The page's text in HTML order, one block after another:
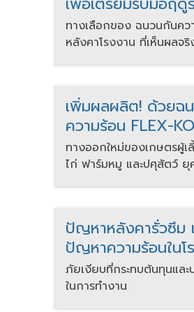
ทางเลือกของ ฉนวนกันคว
หลังคาโรงงาน ที่เห็นผลจริ
เพิ่มผลผลิต! ด้วยฉ
ความร้อน FLEX-
ทางออกใหม่ของเกษตรผู้
ไก่ ฟาร์มหมู และปศุสัตว์ ยุ
ปัญหาหลังคารั่วซึม
ปัญหาความร้อนในโ
ภัยเงียบที่กระทบต้นทุนและ
ในการทำงาน